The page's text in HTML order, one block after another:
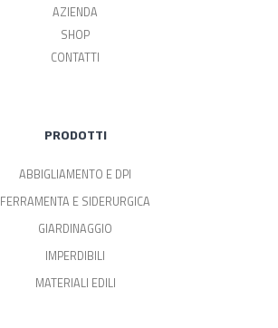
AZIENDA
SHOP
CONTATTI
PRODOTTI
ABBIGLIAMENTO E DPI
FERRAMENTA E SIDERURGICA
GIARDINAGGIO
IMPERDIBILI
MATERIALI EDILI